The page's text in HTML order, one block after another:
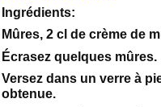
Ingrédients:
Mûres, 2 cl de crème de
Écrasez quelques mûres.
Versez dans un verre à
obtenue.